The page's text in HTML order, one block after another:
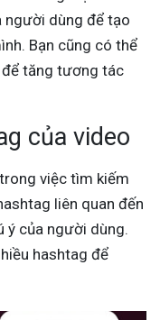
người dùng để tạo
Bạn cũng có thể
tăng tương tác
của video
việc tìm kiếm
liên quan đến
ý của người dùng.
hashtag để